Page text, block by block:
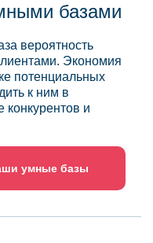
базами
вероятность
Экономия
потенциальных
к ним в
и
умные базы